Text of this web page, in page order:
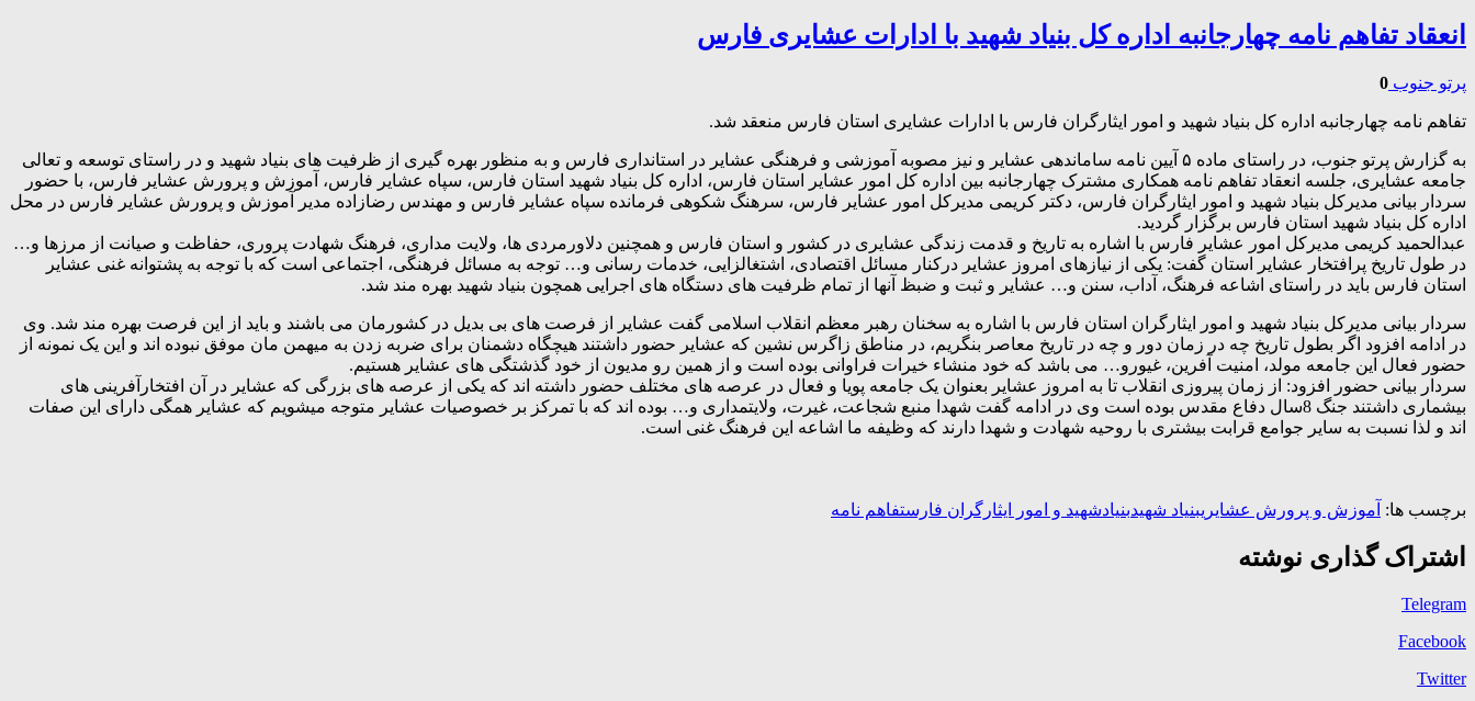
انعقاد تفاهم نامه چهارجانبه اداره کل بنیاد شهید با ادارات عشایری فارس
پرتو جنوب 0
تفاهم نامه چهارجانبه اداره کل بنیاد شهید و امور ایثارگران فارس با ادارات عشایری استان فارس منعقد شد.
به گزارش پرتو جنوب، در راستای ماده ۵ آیین نامه ساماندهی عشایر و نیز مصوبه آموزشی و فرهنگی عشایر در استانداری فارس و به منظور بهره گیری از ظرفیت های بنیاد شهید و در راستای توسعه و تعالی
جامعه عشایری، جلسه انعقاد تفاهم نامه همکاری مشترک چهارجانبه بین اداره کل امور عشایر استان فارس، اداره کل بنیاد شهید استان فارس، سپاه عشایر فارس، آموزش و پرورش عشایر فارس، با حضور
سردار بیانی مدیرکل بنیاد شهید و امور ایثارگران فارس، دکتر کریمی مدیرکل امور عشایر فارس، سرهنگ شکوهی فرمانده سپاه عشایر فارس و مهندس رضازاده مدیر آموزش و پرورش عشایر فارس در محل
اداره کل بنیاد شهید استان فارس برگزار گردید.
عبدالحمید کریمی مدیرکل امور عشایر فارس با اشاره به تاریخ و قدمت زندگی عشایری در کشور و استان فارس و همچنین دلاورمردی ها، ولایت مداری، فرهنگ شهادت پروری، حفاظت و صیانت از مرزها و…
در طول تاریخ پرافتخار عشایر استان گفت: یکی از نیازهای امروز عشایر درکنار مسائل اقتصادی، اشتغالزایی، خدمات رسانی و… توجه به مسائل فرهنگی، اجتماعی است که با توجه به پشتوانه غنی عشایر
استان فارس باید در راستای اشاعه فرهنگ، آداب، سنن و… عشایر و ثبت و ضبظ آنها از تمام ظرفیت های دستگاه های اجرایی همچون بنیاد شهید بهره مند شد.
سردار بیانی مدیرکل بنیاد شهید و امور ایثارگران استان فارس با اشاره به سخنان رهبر معظم انقلاب اسلامی گفت عشایر از فرصت های بی بدیل در کشورمان می باشند و باید از این فرصت بهره مند شد. وی
در ادامه افزود اگر بطول تاریخ چه در زمان دور و چه در تاریخ معاصر بنگریم، در مناطق زاگرس نشین که عشایر حضور داشتند هیچگاه دشمنان برای ضربه زدن به میهمن مان موفق نبوده اند و این یک نمونه از
حضور فعال این جامعه مولد، امنیت آفرین، غیورو… می باشد که خود منشاء خیرات فراوانی بوده است و از همین رو مدیون از خود گذشتگی های عشایر هستیم.
سردار بیانی حضور افزود: از زمان پیروزی انقلاب تا به امروز عشایر بعنوان یک جامعه پویا و فعال در عرصه های مختلف حضور داشته اند که یکی از عرصه های بزرگی که عشایر در آن افتخارآفرینی های
بیشماری داشتند جنگ 8سال دفاع مقدس بوده است وی در ادامه گفت شهدا منبع شجاعت، غیرت، ولایتمداری و… بوده اند که با تمرکز بر خصوصیات عشایر متوجه میشویم که عشایر همگی دارای این صفات
اند و لذا نسبت به سایر جوامع قرابت بیشتری با روحیه شهادت و شهدا دارند که وظیفه ما اشاعه این فرهنگ غنی است.
برچسب ها: آموزش و پرورش عشایریبنیاد شهیدبنیادشهید و امور ایثارگران فارستفاهم نامه
اشتراک گذاری نوشته
Telegram
Facebook
Twitter